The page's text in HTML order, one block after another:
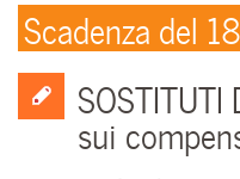
Scadenza del
SOSTITUTI
sui